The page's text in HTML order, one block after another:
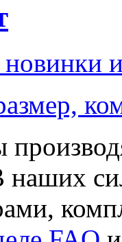
наших